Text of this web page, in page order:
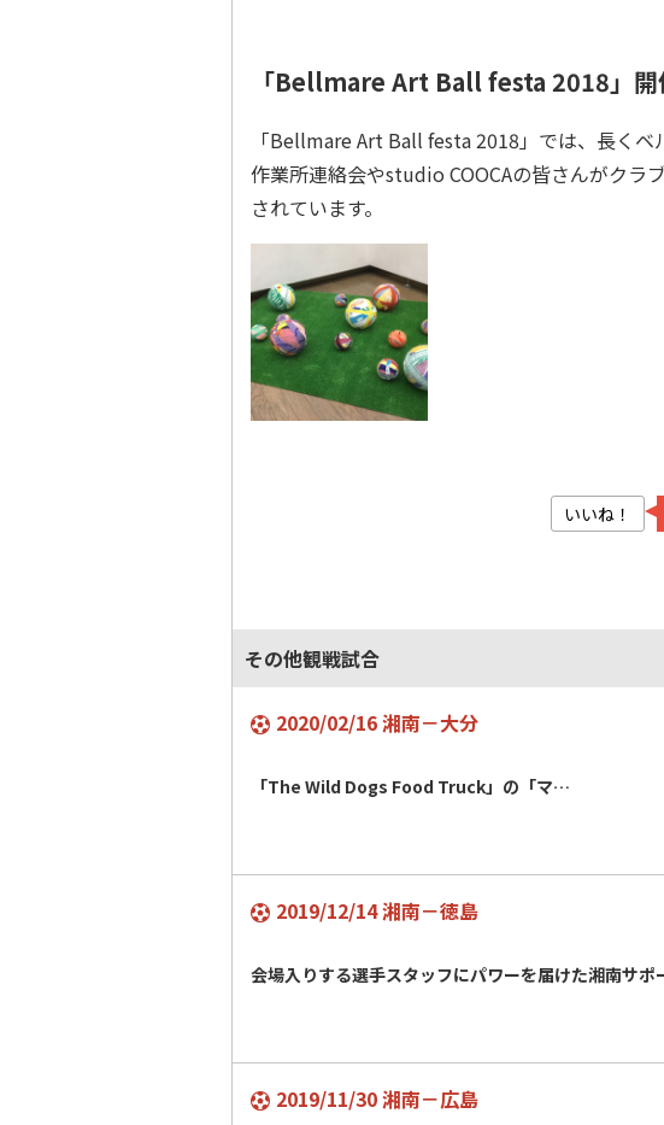
「Bellmare Art Ball festa 2018」開
「Bellmare Art Ball festa 2018」では、長く
作業所連絡会やstudio COOCAの皆さんがクラ
されています。
いいね！
その他観戦試合
2020/02/16 湘南－大分
「The Wild Dogs Food Truck」の「マ…
2019/12/14 湘南－徳島
会場入りする選手スタッフにパワーを届けた湘南サポ
2019/11/30 湘南－広島